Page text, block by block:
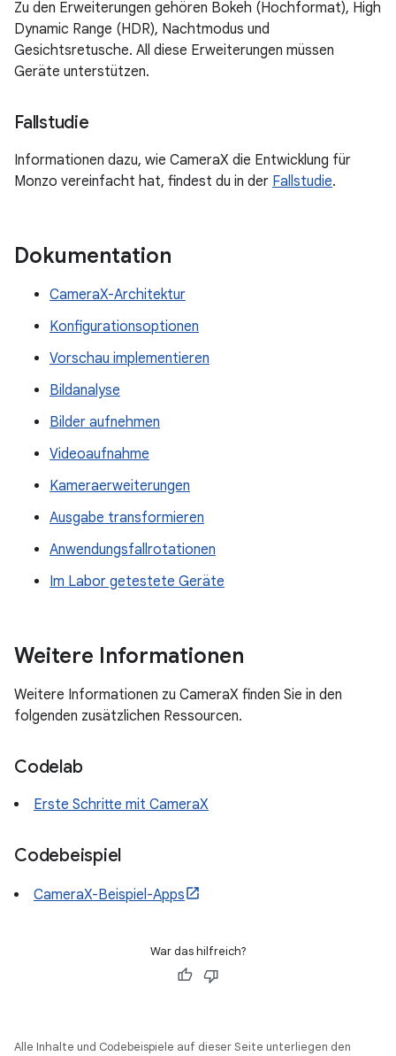
Zu den Erweiterungen gehören Bokeh (Hochformat), High
Dynamic Range (HDR), Nachtmodus und
Gesichtsretusche. All diese Erweiterungen müssen
Geräte unterstützen.
Fallstudie
Informationen dazu, wie CameraX die Entwicklung für
Monzo vereinfacht hat, findest du in der Fallstudie.
Dokumentation
CameraX-Architektur
Konfigurationsoptionen
Vorschau implementieren
Bildanalyse
Bilder aufnehmen
Videoaufnahme
Kameraerweiterungen
Ausgabe transformieren
Anwendungsfallrotationen
Im Labor getestete Geräte
Weitere Informationen
Weitere Informationen zu CameraX finden Sie in den
folgenden zusätzlichen Ressourcen.
Codelab
Erste Schritte mit CameraX
Codebeispiel
CameraX-Beispiel-Apps
War das hilfreich?
Alle Inhalte und Codebeispiele auf dieser Seite unterliegen den